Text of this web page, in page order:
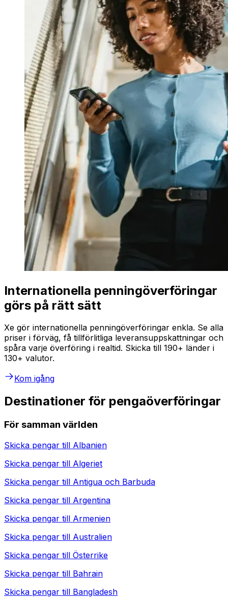
Internationella penningöverföringar
görs på rätt sätt
Xe gör internationella penningöverföringar enkla. Se alla
priser i förväg, få tillförlitliga leveransuppskattningar och
spåra varje överföring i realtid. Skicka till 190+ länder i
130+ valutor.
Kom igång
Destinationer för pengaöverföringar
För samman världen
Skicka pengar till Albanien
Skicka pengar till Algeriet
Skicka pengar till Antigua och Barbuda
Skicka pengar till Argentina
Skicka pengar till Armenien
Skicka pengar till Australien
Skicka pengar till Österrike
Skicka pengar till Bahrain
Skicka pengar till Bangladesh